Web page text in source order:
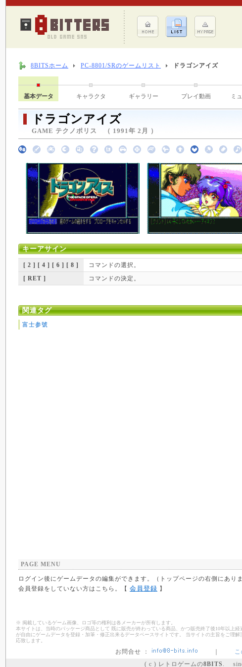
8BITSホーム PC-8801/SRのゲームリスト ドラゴンアイズ
基本データ キャラクタ ギャラリー プレイ動画 ミ
ドラゴンアイズ
GAME テクノポリス （ 1991年 2月 ）
キーアサイン
[ 2 ] [ 4 ] [ 6 ] [ 8 ]
コマンドの選択。
[ RET ]
コマンドの決定。
関連タグ
富士参號
PAGE MENU
ログイン後にゲームデータの編集ができます。（トップページの右側にあり
会員登録をしていない方はこちら。【 会員登録 】
※ 掲載しているゲーム画像、ロゴ等の権利は各メーカーが所有します。
本サイトは、当時のパッケージ商品として 既に販売が終わっている商品、かつ販売終了後10年以上
が自由にゲームデータを登録・加筆・修正出来るデータベースサイトです。 当サイトの主旨をご理
応致します。
お問合せ ： ｜
( c ) レトロゲームの8BITS .